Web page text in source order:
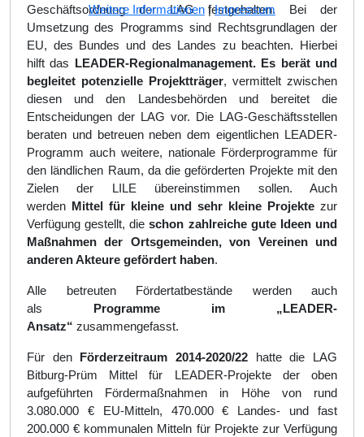
Geschäftsordnung der LAG festgehalten. Bei der
Umsetzung des Programms sind Rechtsgrundlagen der
EU, des Bundes und des Landes zu beachten. Hierbei
hilft das LEADER-Regionalmanagement. Es berät und
begleitet potenzielle Projektträger, vermittelt zwischen
diesen und den Landesbehörden und bereitet die
Entscheidungen der LAG vor. Die LAG-Geschäftsstellen
beraten und betreuen neben dem eigentlichen LEADER-
Programm auch weitere, nationale Förderprogramme für
den ländlichen Raum, da die geförderten Projekte mit den
Zielen der LILE übereinstimmen sollen. Auch
werden Mittel für kleine und sehr kleine Projekte zur
Verfügung gestellt, dieschon zahlreiche gute Ideen und
Maßnahmen der Ortsgemeinden, von Vereinen und
anderen Akteure gefördert haben.
Alle betreuten Fördertatbestände werden auch
als Programme im „LEADER-
Ansatz“ zusammengefasst.
Für den Förderzeitraum 2014-2020/22 hatte die LAG
Bitburg-Prüm Mittel für LEADER-Projekte der oben
aufgeführten Fördermaßnahmen in Höhe von rund
3.080.000 € EU-Mitteln, 470.000 € Landes- und fast
200.000 € kommunalen Mitteln für Projekte zur Verfügung
Weitere Informationen |Impressum